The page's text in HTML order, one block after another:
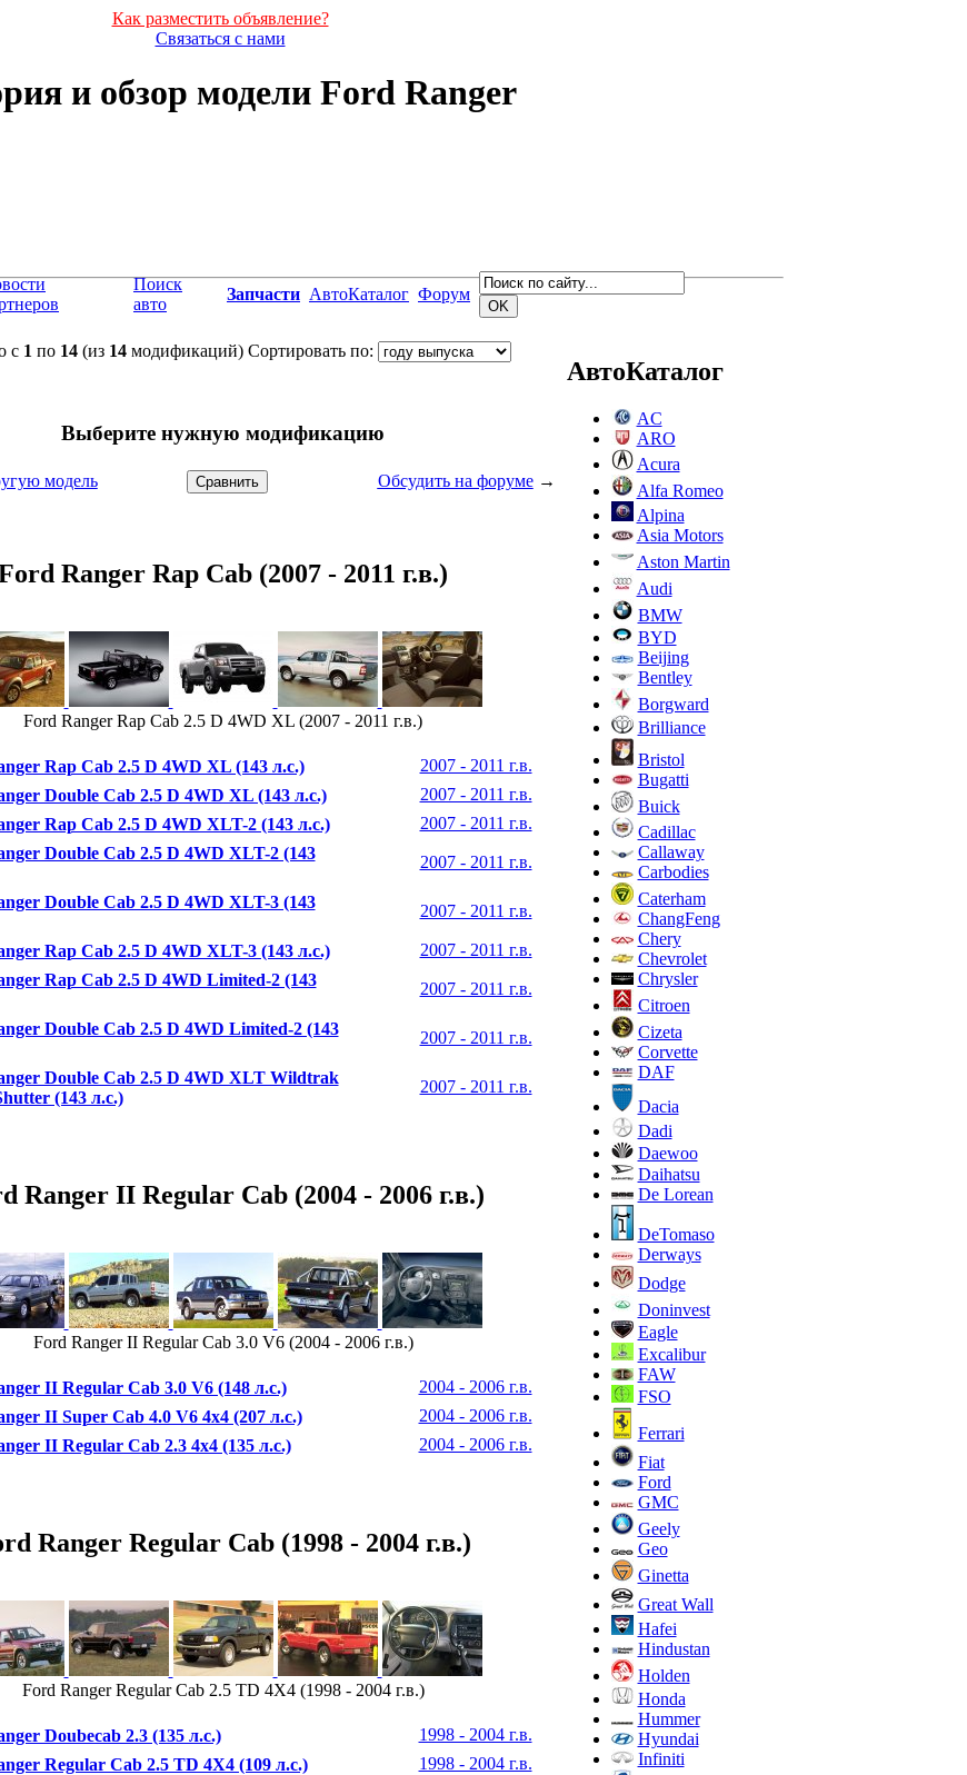
Как разместить объявление?
Связаться с нами
и обзор модели Ford Ranger
Поиск
авто
Запчасти АвтоКаталог Форум
с 1 по 14 (из 14 модификаций) Сортировать по:
Выберите нужную модификацию
модель Обсудить на форуме→
Ranger Rap Cab (2007 - 2011 г.в.)
Ford Ranger Rap Cab 2.5 D 4WD XL (2007 - 2011 г.в.)
Rap Cab 2.5 D 4WD XL (143 л.с.)
2007 - 2011 г.в.
Double Cab 2.5 D 4WD XL (143 л.с.)
2007 - 2011 г.в.
Rap Cab 2.5 D 4WD XLT-2 (143 л.с.)
2007 - 2011 г.в.
Double Cab 2.5 D 4WD XLT-2 (143
2007 - 2011 г.в.
Double Cab 2.5 D 4WD XLT-3 (143
2007 - 2011 г.в.
Rap Cab 2.5 D 4WD XLT-3 (143 л.с.)
2007 - 2011 г.в.
Rap Cab 2.5 D 4WD Limited-2 (143
2007 - 2011 г.в.
Double Cab 2.5 D 4WD Limited-2 (143
2007 - 2011 г.в.
Double Cab 2.5 D 4WD XLT Wildtrak
(143 л.с.)
2007 - 2011 г.в.
Ranger II Regular Cab (2004 - 2006 г.в.)
Ford Ranger II Regular Cab 3.0 V6 (2004 - 2006 г.в.)
II Regular Cab 3.0 V6 (148 л.с.)
2004 - 2006 г.в.
II Super Cab 4.0 V6 4x4 (207 л.с.)
2004 - 2006 г.в.
II Regular Cab 2.3 4x4 (135 л.с.)
2004 - 2006 г.в.
Ranger Regular Cab (1998 - 2004 г.в.)
Ford Ranger Regular Cab 2.5 TD 4X4 (1998 - 2004 г.в.)
Doubecab 2.3 (135 л.с.)
1998 - 2004 г.в.
Regular Cab 2.5 TD 4X4 (109 л.с.)
1998 - 2004 г.в.
АвтоКаталог
AC
ARO
Acura
Alfa Romeo
Alpina
Asia Motors
Aston Martin
Audi
BMW
BYD
Beijing
Bentley
Borgward
Brilliance
Bristol
Bugatti
Buick
Cadillac
Callaway
Carbodies
Caterham
ChangFeng
Chery
Chevrolet
Chrysler
Citroen
Cizeta
Corvette
DAF
Dacia
Dadi
Daewoo
Daihatsu
De Lorean
DeTomaso
Derways
Dodge
Doninvest
Eagle
Excalibur
FAW
FSO
Ferrari
Fiat
Ford
GMC
Geely
Geo
Ginetta
Great Wall
Hafei
Hindustan
Holden
Honda
Hummer
Hyundai
Infiniti